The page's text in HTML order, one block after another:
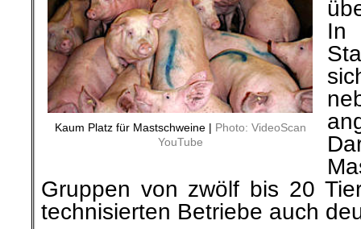
Kaum Platz für Mastschweine | Photo: VideoScan
YouTube
In
Gruppen von zwölf bis 20
technisierten Betriebe auch